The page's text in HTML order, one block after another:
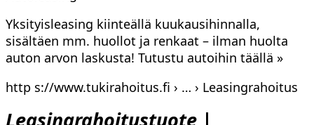
Yksityisleasing kiinteällä kuukausihinnalla,
sisältäen mm. huollot ja renkaat – ilman huolta
auton arvon laskusta! Tutustu autoihin täällä »
http s://www.tukirahoitus.fi › … › Leasingrahoitus
Leasingrahoitustuote |